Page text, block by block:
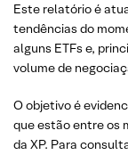
Este relatório é
tendências do
alguns ETFs e,
volume de
O objetivo é
que estão entre os
da XP. Para